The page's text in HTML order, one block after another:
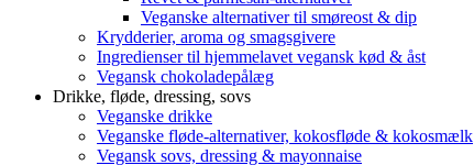
Veganske alternativer til smøreost & dip
Krydderier, aroma og smagsgivere
Ingredienser til hjemmelavet vegansk kød & åst
Vegansk chokoladepålæg
Drikke, fløde, dressing, sovs
Veganske drikke
Veganske fløde-alternativer, kokosfløde & kokosmælk
Vegansk sovs, dressing & mayonnaise